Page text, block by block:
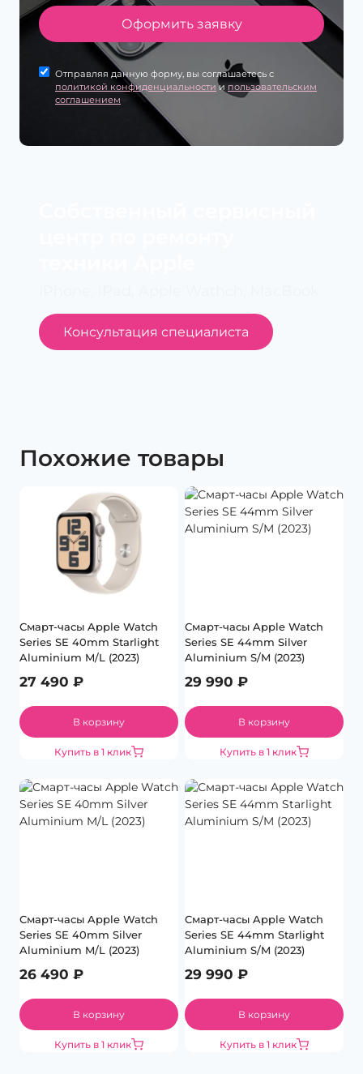
Оформить заявку
Отправляя данную форму, вы соглашаетесь с
политикой конфиденциальности и пользовательским
соглашением
Консультация специалиста
Похожие товары
Смарт-часы Apple Watch
Series SE 40mm Starlight
Aluminium M/L (2023)
27 490 ₽
В корзину
Купить в 1 клик
Смарт-часы Apple Watch
Series SE 44mm Silver
Aluminium S/M (2023)
29 990 ₽
В корзину
Купить в 1 клик
Смарт-часы Apple Watch
Series SE 40mm Silver
Aluminium M/L (2023)
26 490 ₽
В корзину
Купить в 1 клик
Смарт-часы Apple Watch
Series SE 44mm Starlight
Aluminium S/M (2023)
29 990 ₽
В корзину
Купить в 1 клик